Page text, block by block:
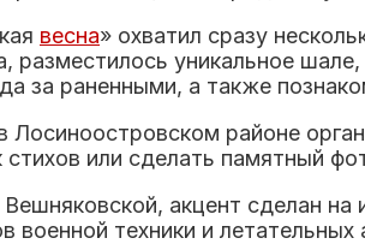
весна» охватил сразу
разместилось уникальное
за раненными, а также
Лосиноостровском районе
стихов или сделать памятный
акцент сделан
военной техники и